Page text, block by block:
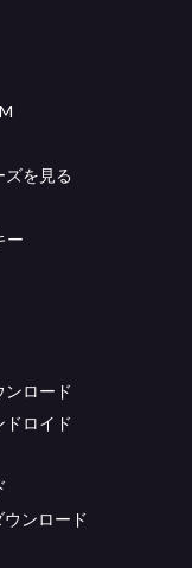
を見る
ー
ロード
ロイド
ンロード